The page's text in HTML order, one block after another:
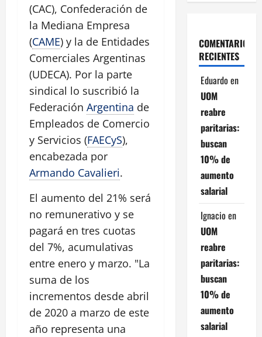
(CAC), Confederación de
la Mediana Empresa
(CAME) y la de Entidades
Comerciales Argentinas
(UDECA). Por la parte
sindical lo suscribió la
Federación Argentina de
Empleados de Comercio
y Servicios (FAECyS),
encabezada por
Armando Cavalieri.
El aumento del 21% será
no remunerativo y se
pagará en tres cuotas
del 7%, acumulativas
entre enero y marzo. "La
suma de los
incrementos desde abril
de 2020 a marzo de este
año representa una
COMENTARIOS
RECIENTES
Eduardo en
UOM
reabre
paritarias:
buscan
10% de
aumento
salarial
Ignacio en
UOM
reabre
paritarias:
buscan
10% de
aumento
salarial